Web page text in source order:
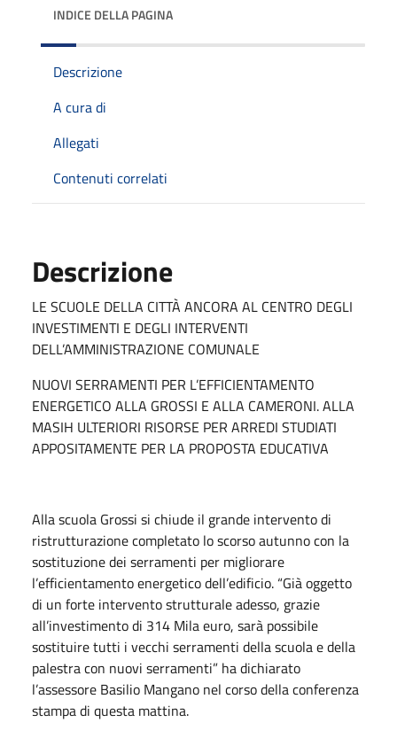
INDICE DELLA PAGINA
Descrizione
A cura di
Allegati
Contenuti correlati
Descrizione
LE SCUOLE DELLA CITTÀ ANCORA AL CENTRO DEGLI
INVESTIMENTI E DEGLI INTERVENTI
DELL’AMMINISTRAZIONE COMUNALE
NUOVI SERRAMENTI PER L’EFFICIENTAMENTO
ENERGETICO ALLA GROSSI E ALLA CAMERONI. ALLA
MASIH ULTERIORI RISORSE PER ARREDI STUDIATI
APPOSITAMENTE PER LA PROPOSTA EDUCATIVA
Alla scuola Grossi si chiude il grande intervento di
ristrutturazione completato lo scorso autunno con la
sostituzione dei serramenti per migliorare
l’efficientamento energetico dell’edificio. “Già oggetto
di un forte intervento strutturale adesso, grazie
all’investimento di 314 Mila euro, sarà possibile
sostituire tutti i vecchi serramenti della scuola e della
palestra con nuovi serramenti” ha dichiarato
l’assessore Basilio Mangano nel corso della conferenza
stampa di questa mattina.